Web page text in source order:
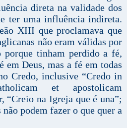
direta na validade dos
ter uma influência indireta.
XIII que proclamava que
não eram válidas por
tinham perdido a fé,
em Deus, mas a fé em todas
Credo, inclusive “Credo in
et apostolicam
“Creio na Igreja que é una”;
podem fazer o que quer a